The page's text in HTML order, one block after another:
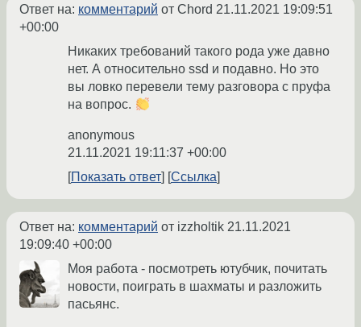
Ответ на: комментарий от Chord 21.11.2021 19:09:51
+00:00
Никаких требований такого рода уже давно
нет. А относительно ssd и подавно. Но это
вы ловко перевели тему разговора с пруфа
на вопрос.
anonymous
21.11.2021 19:11:37 +00:00
Показать ответ
Ссылка
Ответ на: комментарий от izzholtik 21.11.2021
19:09:40 +00:00
Моя работа - посмотреть ютубчик, почитать
новости, поиграть в шахматы и разложить
пасьянс.